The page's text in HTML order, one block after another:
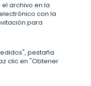
archivo en la
con la
para
pestaña
clic en "Obtener